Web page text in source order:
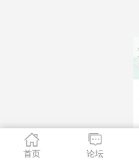
首页 论坛